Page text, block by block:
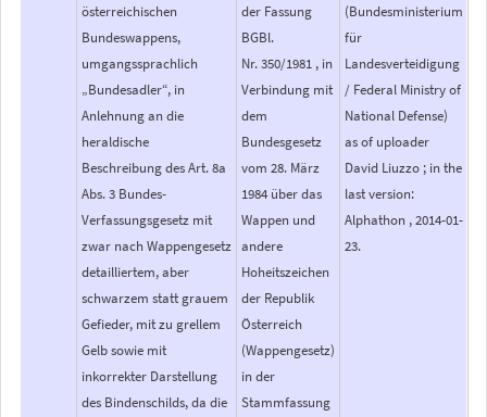
österreichischen
Bundeswappens,
umgangssprachlich
„Bundesadler“, in
Anlehnung an die
heraldische
Beschreibung des Art. 8a
Abs. 3 Bundes-
Verfassungsgesetz mit
zwar nach Wappengesetz
detailliertem, aber
schwarzem statt grauem
Gefieder, mit zu grellem
Gelb sowie mit
inkorrekter Darstellung
des Bindenschilds, da die
der Fassung
BGBl.
Nr. 350/1981 , in
Verbindung mit
dem
Bundesgesetz
vom 28. März
1984 über das
Wappen und
andere
Hoheitszeichen
der Republik
Österreich
(Wappengesetz)
in der
Stammfassung
(Bundesministerium
für
Landesverteidigung
/ Federal Ministry of
National Defense)
as of uploader
David Liuzzo ; in the
last version:
Alphathon , 2014-01-
23.